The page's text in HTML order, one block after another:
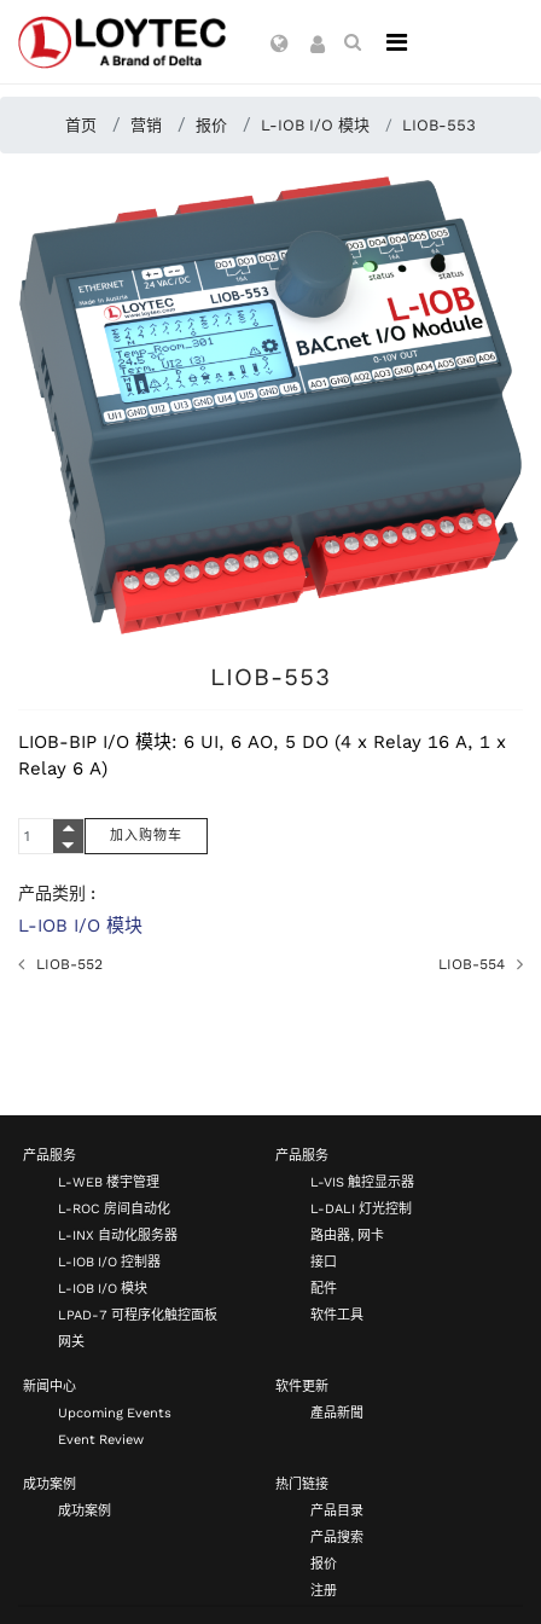
首页 营销 报价 L-IOB I/O 模块 LIOB-553
LIOB-553
LIOB-BIP I/O 模块: 6 UI, 6 AO, 5 DO (4 x Relay 16 A, 1 x
Relay 6 A)
产品类别 :
L-IOB I/O 模块
LIOB-552 LIOB-554
产品服务
L-WEB 楼宇管理
L-ROC 房间自动化
L-INX 自动化服务器
L-IOB I/O 控制器
L-IOB I/O 模块
LPAD-7 可程序化触控面板
网关
产品服务
L-VIS 触控显示器
L-DALI 灯光控制
路由器, 网卡
接口
配件
软件工具
新闻中心
Upcoming Events
Event Review
软件更新
產品新聞
成功案例
成功案例
热门链接
产品目录
产品搜索
报价
注册